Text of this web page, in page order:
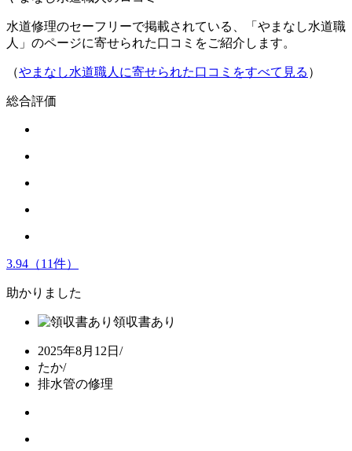
水道修理のセーフリーで掲載されている、「やまなし水道職
人」のページに寄せられた口コミをご紹介します。
（やまなし水道職人に寄せられた口コミをすべて見る ）
総合評価
3.94 （11件）
助かりました
領収書あり
2025年8月12日 /
たか/
排水管の修理